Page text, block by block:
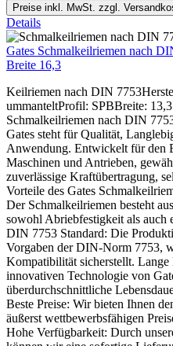
Preise inkl. MwSt. zzgl.
Details
Gates Schmalkeilriemen nach
Breite 16,3
Keilriemen nach DIN
ummanteltProfil: SPBBreite:
Schmalkeilriemen nach DIN
Gates steht für Qualität,
Anwendung. Entwickelt für den
Maschinen und Antrieben,
zuverlässige Kraftübertragung,
Vorteile des Gates
Der Schmalkeilriemen besteht
sowohl Abriebfestigkeit als auch
DIN 7753 Standard: Die
Vorgaben der DIN-Norm 7753,
Kompatibilität sicherstellt. Lange
innovativen Technologie von
überdurchschnittliche
Beste Preise: Wir bieten Ihnen
äußerst wettbewerbsfähigen
Hohe Verfügbarkeit: Durch